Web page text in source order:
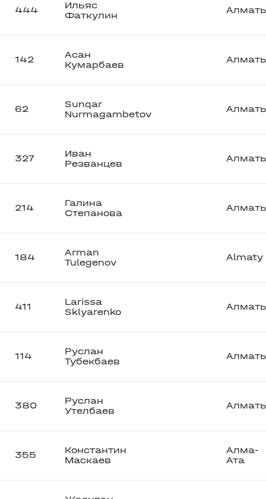
444
Ильяс
Фаткулин
142
Асан
Кумарбаев
62
Sunqar
Nurmagambetov
327
Иван
Резванцев
214
Галина
Степанова
184
Arman
Tulegenov
Almaty
411
Larissa
Sklyarenko
114
Руслан
Тубекбаев
380
Руслан
Утелбаев
355
Константин
Маскаев
Алма-
Ата